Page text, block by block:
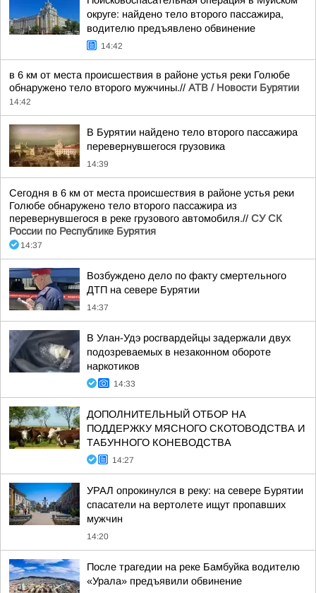
округе: найдено тело второго пассажира,
водителю предъявлено обвинение
14:42
в 6 км от места происшествия в районе устья реки Голюбе
обнаружено тело второго мужчины.// АТВ / Новости Бурятии
14:42
В Бурятии найдено тело второго пассажира
перевернувшегося грузовика
14:39
Сегодня в 6 км от места происшествия в районе устья реки
Голюбе обнаружено тело второго пассажира из
перевернувшегося в реке грузового автомобиля.// СУ СК
России по Республике Бурятия
14:37
Возбуждено дело по факту смертельного
ДТП на севере Бурятии
14:37
В Улан-Удэ росгвардейцы задержали двух
подозреваемых в незаконном обороте
наркотиков
14:33
ДОПОЛНИТЕЛЬНЫЙ ОТБОР НА
ПОДДЕРЖКУ МЯСНОГО СКОТОВОДСТВА И
ТАБУННОГО КОНЕВОДСТВА
14:27
УРАЛ опрокинулся в реку: на севере Бурятии
спасатели на вертолете ищут пропавших
мужчин
14:20
После трагедии на реке Бамбуйка водителю
«Урала» предъявили обвинение